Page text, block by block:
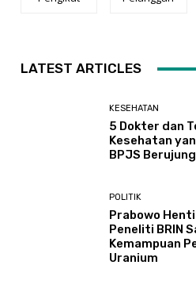
LATEST ARTICLES
KESEHATAN
5 Dokter dan
Kesehatan
BPJS
POLITIK
Prabowo
Peneliti BRIN
Kemampuan
Uranium